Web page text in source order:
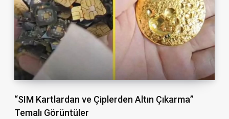
“SIM Kartlardan ve Çiplerden Altın Çıkarma”
Temalı Görüntüler